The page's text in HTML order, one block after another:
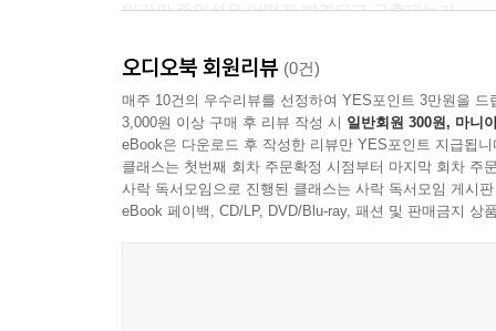
인간의 존엄성은 어떻게 발견되고 구축되는가
저자는 소수자들이 삶에서 만나는 연극적인 순
대응하는 태도가 놓인 딜레마에서 논의를 시작한
으로 만든다. 뜻밖에도 이는 자신을 모욕했던 이
거짓된 연극을 집어치우라고 하기보다는 사회
상호작용이 인간의 존엄을 구축하는 방식으로 전
오디오북 회원리뷰 (0건)
매주 10건의 우수리뷰를 선정하여 YES포인트 3만원을 드
3,000원 이상 구매 후 리뷰 작성 시 일반회원 300원, 마니
eBook은 다운로드 후 작성한 리뷰만 YES포인트 지급됩니
클래스는 첫번째 회차 주문확정 시점부터 마지막 회차 주
사락 독서모임으로 진행된 클래스는 사락 독서모임 게시
eBook 페이백, CD/LP, DVD/Blu-ray, 패션 및 판매금지 상